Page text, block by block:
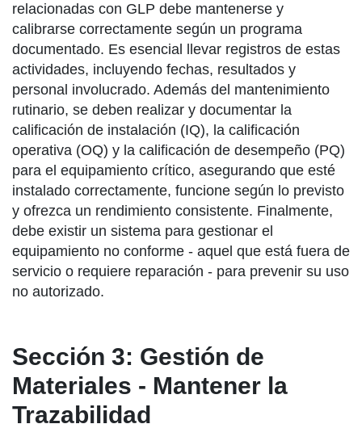
relacionadas con GLP debe mantenerse y
calibrarse correctamente según un programa
documentado. Es esencial llevar registros de estas
actividades, incluyendo fechas, resultados y
personal involucrado. Además del mantenimiento
rutinario, se deben realizar y documentar la
calificación de instalación (IQ), la calificación
operativa (OQ) y la calificación de desempeño (PQ)
para el equipamiento crítico, asegurando que esté
instalado correctamente, funcione según lo previsto
y ofrezca un rendimiento consistente. Finalmente,
debe existir un sistema para gestionar el
equipamiento no conforme - aquel que está fuera de
servicio o requiere reparación - para prevenir su uso
no autorizado.
Sección 3: Gestión de
Materiales - Mantener la
Trazabilidad